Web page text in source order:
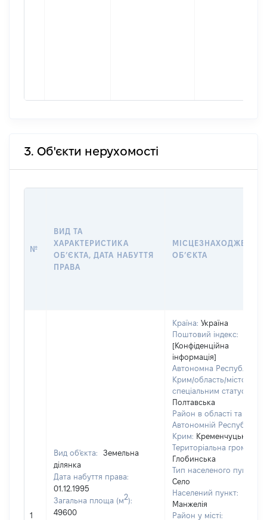
3. Об'єкти нерухомості
№
ВИД ТА
ХАРАКТЕРИСТИКА
ОБʼЄКТА, ДАТА НАБУТТЯ
ПРАВА
МІСЦЕЗНАХОДЖЕННЯ
ОБʼЄКТА
1
Вид об'єкта:
Земельна
ділянка
Дата набуття права:
01.12.1995
Загальна площа (м2):
49600
Країна: Україна
Поштовий індекс:
[Конфіденційна
інформація]
Автономна Республіка
Крим/область/місто зі
спеціальним статусом:
Полтавська
Район в області та
Автономній Республіці
Крим: Кременчуцький
Територіальна громада:
Глобинська
Тип населеного пункту:
Село
Населений пункт:
Манжелія
Район у місті: